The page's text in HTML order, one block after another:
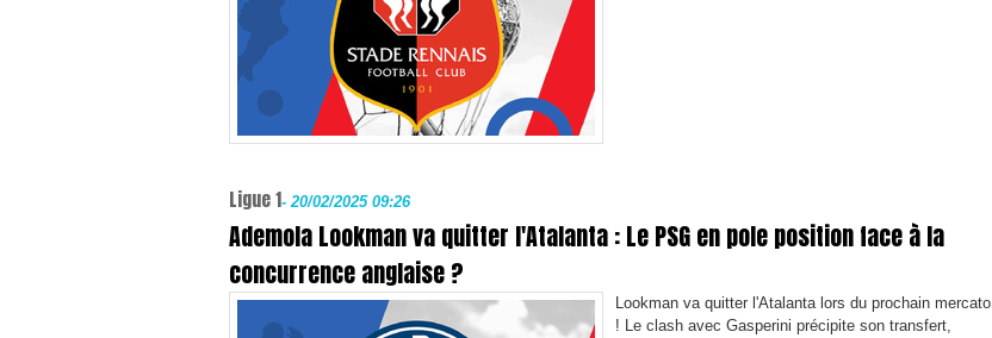
Ligue 1- 20/02/2025 09:26
Ademola Lookman va quitter l'Atalanta : Le PSG en pole position face à la
concurrence anglaise ?
Lookman va quitter l'Atalanta lors du prochain mercato
! Le clash avec Gasperini précipite son transfert,